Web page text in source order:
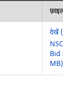
देखें
Bid
MB)